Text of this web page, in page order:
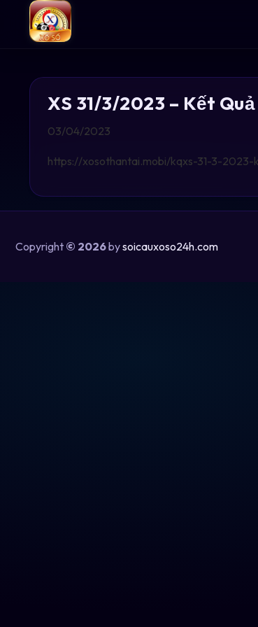
XS 31/3/2023 – Kết
03/04/2023
https://xosothantai.mobi/kqxs-31-3-
Copyright © 2026bysoicauxoso24h.com